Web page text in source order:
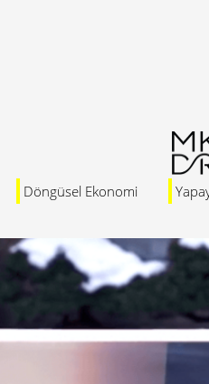
Döngüsel Ekonomi